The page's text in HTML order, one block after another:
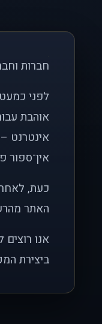
חברות
אוהבת
אינטרנט
אין־ספור
כעת,
האתר
אנו רוצים
ביצירת